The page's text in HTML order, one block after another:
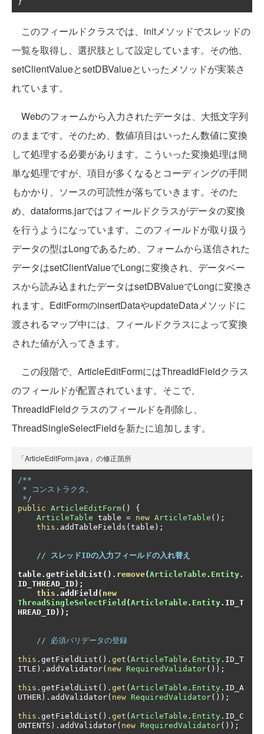
このフィールドクラスでは、initメソッドでスレッドの
一覧を取得し、選択肢として設定しています。その他、
setClientValueとsetDBValueといったメソッドが実装さ
れています。
Webのフォームから入力されたデータは、大抵文字列
のままです。そのため、数値項目はいったん数値に変換
して処理する必要があります。こういった変換処理は簡
単な処理ですが、項目が多くなるとコーディングの手間
もかかり、ソースの可読性が落ちていきます。そのた
め、dataforms.jarではフィールドクラスがデータの変換
を行うようになっています。このフィールドが取り扱う
データの型はLongであるため、フォームから送信された
データはsetClientValueでLongに変換され、データベー
スから読み込まれたデータはsetDBValueでLongに変換さ
れます。EditFormのinsertDataやupdateDataメソッドに
渡されるマップ中には、フィールドクラスによって変換
された値が入ってきます。
この段階で、ArticleEditFormにはThreadIdFieldクラス
のフィールドが配置されています。そこで、
ThreadIdFieldクラスのフィールドを削除し、
ThreadSingleSelectFieldを新たに追加します。
「ArticleEditForm.java」の修正箇所
/**
*/
public ArticleEditForm()
{
ArticleTable table = new ArticleTable ();
this . addTableFields (table );
// スレッドIDの入力フィールドの入れ替え
table. getFieldList (). remove(ArticleTable. Entity.
ID_THREAD_ID);
this . addField ( new
ThreadSingleSelectField (ArticleTable. Entity. ID_T
HREAD_ID));
// 必須バリデータの登録
this . getFieldList (). get (ArticleTable . Entity . ID_T
ITLE ). addValidator( new RequiredValidator());
this . getFieldList (). get (ArticleTable . Entity . ID_A
UTHER ). addValidator( new RequiredValidator());
this . getFieldList (). get (ArticleTable . Entity . ID_C
ONTENTS ). addValidator( new RequiredValidator());